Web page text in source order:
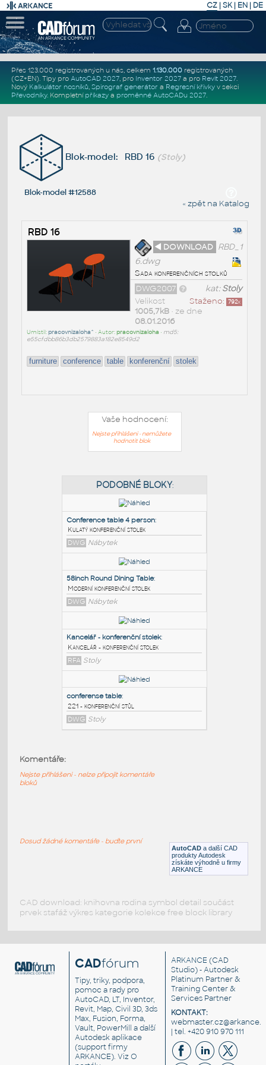
CZ | SK| EN | DE
Přes 123.000 registrovaných u nás, celkem 1.130.000registrovaných
(CZ+EN). Tipy pro AutoCAD 2027, pro Inventor 2027a pro Revit 2027.
Nový Kalkulátor nosníků, Spirograf generátor a Regresní křivkyv sekci
Převodníky. Kompletní příkazya proměnné AutoCADu 2027.
Blok-model: RBD 16 (Stoly)
Blok-model #12588
« zpět na Katalog
RBD 16
◄ DOWNLOAD RBD_1
6.dwg
Sada konferenčních stolků
kat:Stoly
DWG2007
Staženo: 792x
Velikost
1005,7kB• ze dne
08.01.2016
Umístil:pracovnizaloha^ • Autor:pracovnizaloha • md5:
e55cfdbb86b3db2579883a182e8549d2
furniture conference table konferenční stolek
Vaše hodnocení:
Nejste přihlášeni - nemůžete
hodnotit blok
PODOBNÉ BLOKY:
Conference table 4 person:
Kulatý konferenční stolek
DWG Nábytek
58inch Round Dining Table
Moderní konferenční stolek
DWG Nábytek
RFA Stoly
DWG
Stoly AutoCAD a další CAD
produkty Autodesk
získáte výhodně u firmy
ARKANCE
Komentáře:
Nejste přihlášeni - nelze připojit komentáře
bloků
Dosud žádné komentáře - buďte první
CAD download: knihovna rodina symbol detail součást
prvek stafáž výkres kategorie kolekce free block library
CADfórum
Tipy, triky, podpora,
pomoc a rady pro
AutoCAD, LT, Inventor,
Revit, Map, Civil 3D, 3ds
Max, Fusion, Forma,
Vault, PowerMill a další
Autodesk aplikace
(support firmy
ARKANCE). VizO
ARKANCE (CAD
Studio) - Autodesk
Platinum Partner &
Training Center &
Services Partner
KONTAKT:
| tel. +420 910 970 111